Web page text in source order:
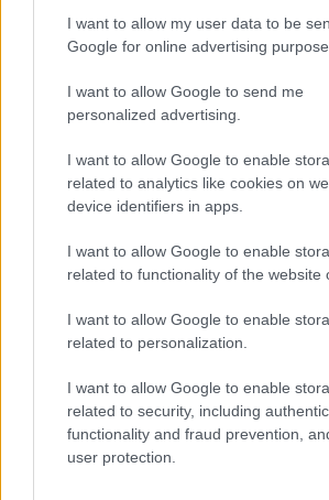
I want to allow my user data to be
Google for online advertising
I want to allow Google to send me
personalized advertising.
I want to allow Google to enable
related to analytics like cookies on
device identifiers in apps.
I want to allow Google to enable
related to functionality of the website
I want to allow Google to enable
related to personalization.
I want to allow Google to enable
related to security, including
functionality and fraud prevention,
user protection.
Sigue leyendo